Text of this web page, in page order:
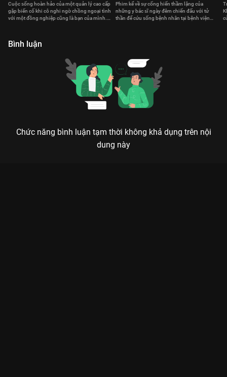
Cuộc sống hoàn hảo của một quản lý cao cấp
gặp biến cố khi cô nghi ngờ chồng ngoại tình
với một đồng nghiệp cũng là bạn của mình.
Phim kể về sự cống hiến thầm lặng của
những y bác sĩ ngày đêm chiến đấu với tử
thần để cứu sống bệnh nhân tại bệnh viện
Bình luận
Chức năng bình luận tạm thời không khả dụng trên nội
dung này